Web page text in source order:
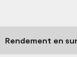
Rendement en